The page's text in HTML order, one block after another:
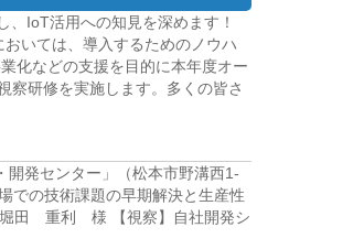
IoT活用への知見を深めます！
いては、導入するためのノウハ
化などの支援を目的に本年度オー
察研修を実施します。多くの皆さ
発センター」（松本市野溝西1-
の技術課題の早期解決と生産性
田 重利 様 【視察】自社開発シ